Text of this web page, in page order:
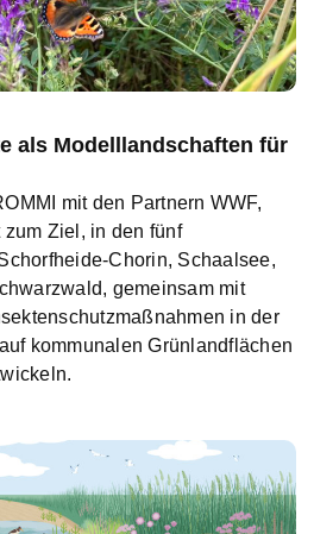
als Modelllandschaften für
mit den Partnern WWF,
Ziel, in den fünf
Chorin, Schaalsee,
gemeinsam mit
in der
kommunalen Grünlandflächen